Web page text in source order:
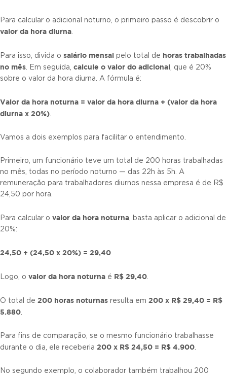
Para calcular o adicional noturno, o primeiro passo é descobrir o
valor da hora diurna.
Para isso, divida o salário mensal pelo total de horas trabalhadas
no mês. Em seguida, calcule o valor do adicional, que é 20%
sobre o valor da hora diurna. A fórmula é:
Valor da hora noturna = valor da hora diurna + (valor da hora
diurna x 20%).
Vamos a dois exemplos para facilitar o entendimento.
Primeiro, um funcionário teve um total de 200 horas trabalhadas
no mês, todas no período noturno — das 22h às 5h. A
remuneração para trabalhadores diurnos nessa empresa é de R$
24,50 por hora.
Para calcular o valor da hora noturna, basta aplicar o adicional de
20%:
24,50 + (24,50 x 20%) = 29,40
Logo, o valor da hora noturna é R$ 29,40.
O total de 200 horas noturnas resulta em 200 x R$ 29,40 = R$
5.880.
Para fins de comparação, se o mesmo funcionário trabalhasse
durante o dia, ele receberia 200 x R$ 24,50 = R$ 4.900.
No segundo exemplo, o colaborador também trabalhou 200